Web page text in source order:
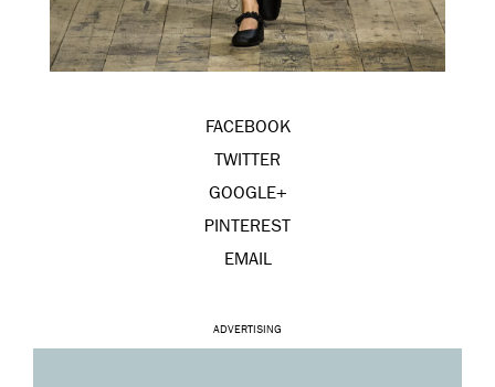
FACEBOOK
TWITTER
GOOGLE+
PINTEREST
EMAIL
ADVERTISING